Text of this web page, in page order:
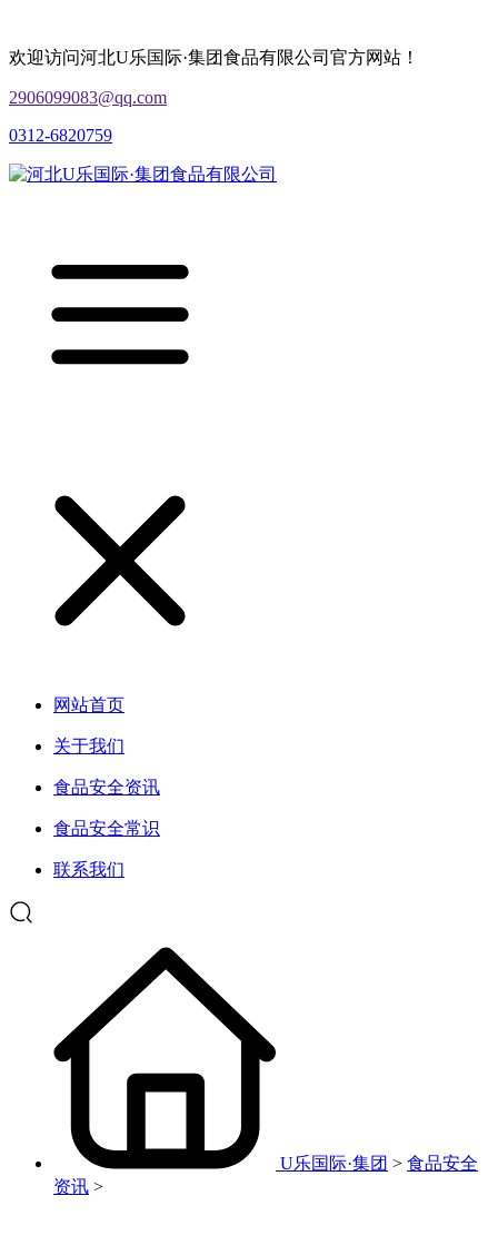
欢迎访问河北U乐国际·集团食品有限公司官方网站！
2906099083@qq.com
0312-6820759
网站首页
关于我们
食品安全资讯
食品安全常识
联系我们
U乐国际·集团 > 食品安全
资讯 >